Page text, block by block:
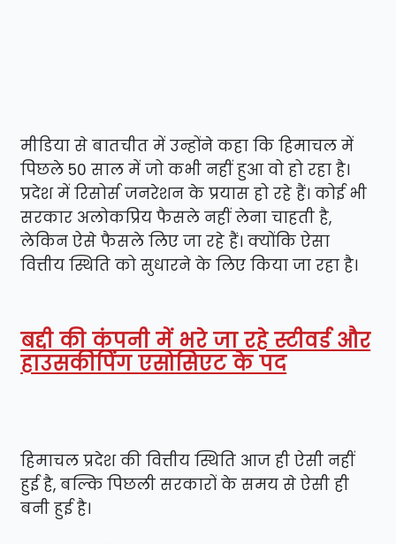
मीडिया से बातचीत में उन्होंने कहा कि हिमाचल में
पिछले 50 साल में जो कभी नहीं हुआ वो हो रहा है।
प्रदेश में रिसोर्स जनरेशन के प्रयास हो रहे हैं। कोई भी
सरकार अलोकप्रिय फैसले नहीं लेना चाहती है,
लेकिन ऐसे फैसले लिए जा रहे हैं। क्योंकि ऐसा
वित्तीय स्थिति को सुधारने के लिए किया जा रहा है।
बद्दी की कंपनी में भरे जा रहे स्टीवर्ड और
हाउसकीपिंग एसोसिएट के पद
हिमाचल प्रदेश की वित्तीय स्थिति आज ही ऐसी नहीं
हुई है, बल्कि पिछली सरकारों के समय से ऐसी ही
बनी हुई है।